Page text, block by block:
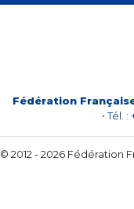
Fédération
• Tél.
© 2012 - 2026 Fédération